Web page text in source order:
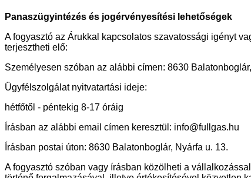
Panaszügyintézés és jogérvényesítési lehetőségek
A fogyasztó az Árukkal kapcsolatos szavatossági igényt
terjesztheti elő:
Személyesen szóban az alábbi címen: 8630
Ügyfélszolgálat nyitvatartási ideje:
hétfőtől - péntekig 8-17 óráig
Írásban az alábbi email címen keresztül: info@fullgas.hu
Írásban postai úton: 8630 Balatonboglár, Nyárfa u. 13.
A fogyasztó szóban vagy írásban közölheti a